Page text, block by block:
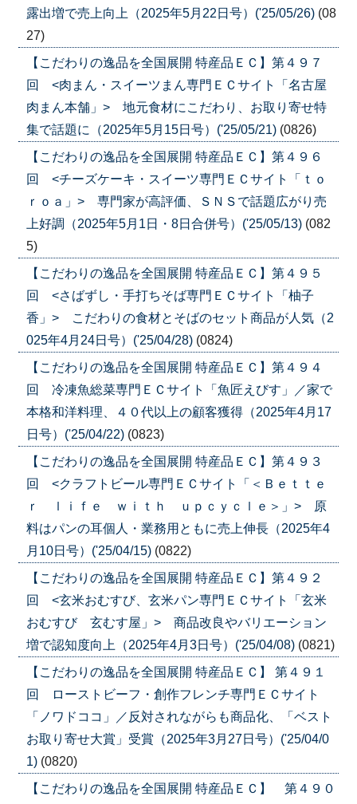
露出増で売上向上（2025年5月22日号）('25/05/26) (08
27)
【こだわりの逸品を全国展開 特産品ＥＣ】第４９７
回 <肉まん・スイーツまん専門ＥＣサイト「名古屋
肉まん本舗」> 地元食材にこだわり、お取り寄せ特
集で話題に（2025年5月15日号）('25/05/21) (0826)
【こだわりの逸品を全国展開 特産品ＥＣ】第４９６
回 <チーズケーキ・スイーツ専門ＥＣサイト「ｔｏ
ｒｏａ」> 専門家が高評価、ＳＮＳで話題広がり売
上好調（2025年5月1日・8日合併号）('25/05/13) (082
5)
【こだわりの逸品を全国展開 特産品ＥＣ】第４９５
回 <さばずし・手打ちそば専門ＥＣサイト「柚子
香」> こだわりの食材とそばのセット商品が人気（2
025年4月24日号）('25/04/28) (0824)
【こだわりの逸品を全国展開 特産品ＥＣ】第４９４
回 冷凍魚総菜専門ＥＣサイト「魚匠えびす」／家で
本格和洋料理、４０代以上の顧客獲得（2025年4月17
日号）('25/04/22) (0823)
【こだわりの逸品を全国展開 特産品ＥＣ】第４９３
回 <クラフトビール専門ＥＣサイト「＜Ｂｅｔｔｅ
ｒ ｌｉｆｅ ｗｉｔｈ ｕｐｃｙｃｌｅ＞」> 原
料はパンの耳個人・業務用ともに売上伸長（2025年4
月10日号）('25/04/15) (0822)
【こだわりの逸品を全国展開 特産品ＥＣ】第４９２
回 <玄米おむすび、玄米パン専門ＥＣサイト「玄米
おむすび 玄むす屋」> 商品改良やバリエーション
増で認知度向上（2025年4月3日号）('25/04/08) (0821)
【こだわりの逸品を全国展開 特産品ＥＣ】 第４９１
回 ローストビーフ・創作フレンチ専門ＥＣサイト
「ノワドココ」／反対されながらも商品化、「ベスト
お取り寄せ大賞」受賞（2025年3月27日号）('25/04/0
1) (0820)
【こだわりの逸品を全国展開 特産品ＥＣ】 第４９０